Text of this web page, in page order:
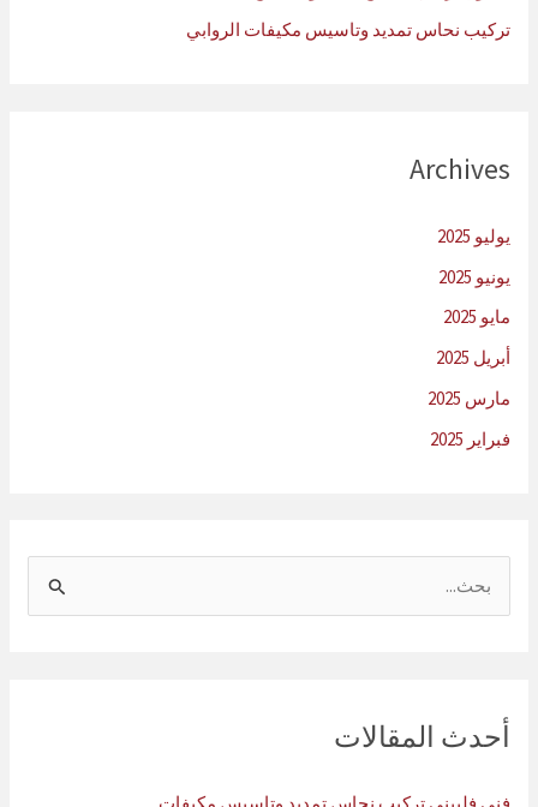
تركيب نحاس تمديد وتاسيس مكيفات الروابي
Archives
يوليو 2025
يونيو 2025
مايو 2025
أبريل 2025
مارس 2025
فبراير 2025
ث
عأحدث المقالات